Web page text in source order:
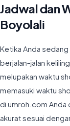
Jadwal dan
Boyolali
Ketika Anda
berjalan-jalan
melupakan waktu
memasuki waktu
di umroh.com Anda
akurat sesuai